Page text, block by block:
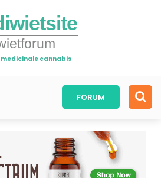
medicinale cannabis
FORUM